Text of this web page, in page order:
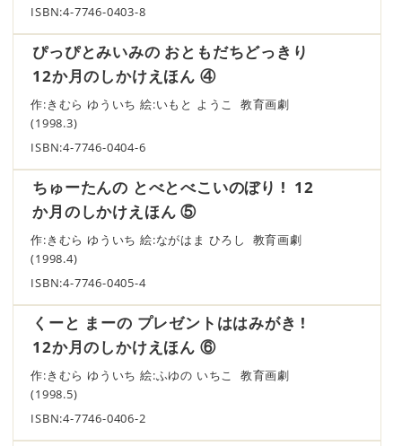
ISBN:4-7746-0403-8
ぴっぴとみいみの おともだちどっきり
12か月のしかけえほん ④
作:きむら ゆういち 絵:いもと ようこ 教育画劇
(1998.3)
ISBN:4-7746-0404-6
ちゅーたんの とべとべこいのぼり ! 12
か月のしかけえほん ⑤
作:きむら ゆういち 絵:ながはま ひろし 教育画劇
(1998.4)
ISBN:4-7746-0405-4
くーと まーの プレゼントははみがき !
12か月のしかけえほん ⑥
作:きむら ゆういち 絵:ふゆの いちこ 教育画劇
(1998.5)
ISBN:4-7746-0406-2